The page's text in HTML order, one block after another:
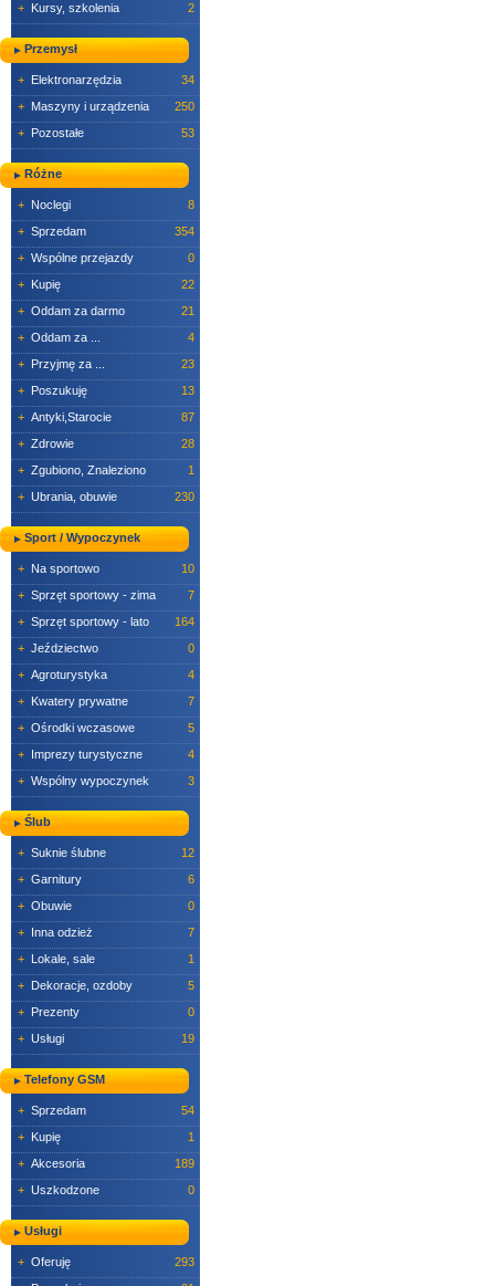
+ Kursy, szkolenia 2
Przemysł
+ Elektronarzędzia
34
+ Maszyny i urządzenia
250
+ Pozostałe 53
Różne
+ Noclegi
8
+ Sprzedam
354
+ Wspólne przejazdy
0
+ Kupię
22
+ Oddam za darmo
21
+ Oddam za ...
4
+ Przyjmę za ...
23
+ Poszukuję
13
+ Antyki,Starocie
87
+ Zdrowie
28
+ Zgubiono, Znaleziono
1
+ Ubrania, obuwie 230
Sport / Wypoczynek
+ Na sportowo
10
+ Sprzęt sportowy - zima
7
+ Sprzęt sportowy - lato
164
+ Jeździectwo
0
+ Agroturystyka
4
+ Kwatery prywatne
7
+ Ośrodki wczasowe
5
+ Imprezy turystyczne
4
+ Wspólny wypoczynek 3
Ślub
+ Suknie ślubne
12
+ Garnitury
6
+ Obuwie
0
+ Inna odzież
7
+ Lokale, sale
1
+ Dekoracje, ozdoby
5
+ Prezenty
0
+ Usługi 19
Telefony GSM
+ Sprzedam
54
+ Kupię
1
+ Akcesoria
189
+ Uszkodzone 0
Usługi
+ Oferuję
293